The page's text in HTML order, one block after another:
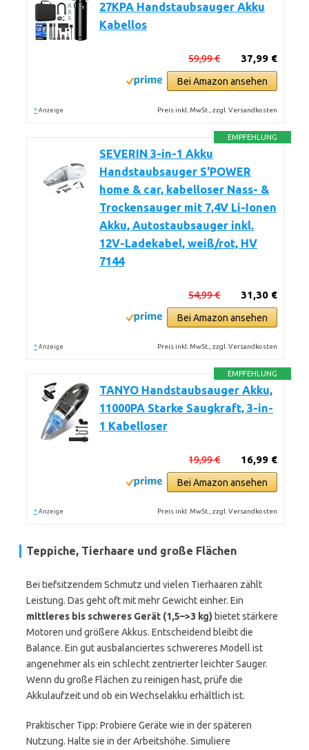
27KPA Handstaubsauger Akku
Kabellos
37,99 €
59,99 €
Bei Amazon ansehen
* Anzeige Preis inkl. MwSt., zzgl. Versandkosten
EMPFEHLUNG
SEVERIN 3-in-1 Akku
Handstaubsauger S'POWER
home & car, kabelloser Nass- &
Trockensauger mit 7,4V Li-Ionen
Akku, Autostaubsauger inkl.
12V-Ladekabel, weiß/rot, HV
7144
31,30 €
54,99 €
Bei Amazon ansehen
* Anzeige Preis inkl. MwSt., zzgl. Versandkosten
EMPFEHLUNG
TANYO Handstaubsauger Akku,
11000PA Starke Saugkraft, 3-in-
1 Kabelloser
16,99 €
19,99 €
Bei Amazon ansehen
* Anzeige Preis inkl. MwSt., zzgl. Versandkosten
Teppiche, Tierhaare und große Flächen
Bei tiefsitzendem Schmutz und vielen Tierhaaren zählt
Leistung. Das geht oft mit mehr Gewicht einher. Ein
mittleres bis schweres Gerät (1,5–>3 kg) bietet stärkere
Motoren und größere Akkus. Entscheidend bleibt die
Balance. Ein gut ausbalanciertes schwereres Modell ist
angenehmer als ein schlecht zentrierter leichter Sauger.
Wenn du große Flächen zu reinigen hast, prüfe die
Akkulaufzeit und ob ein Wechselakku erhältlich ist.
Praktischer Tipp: Probiere Geräte wie in der späteren
Nutzung. Halte sie in der Arbeitshöhe. Simuliere